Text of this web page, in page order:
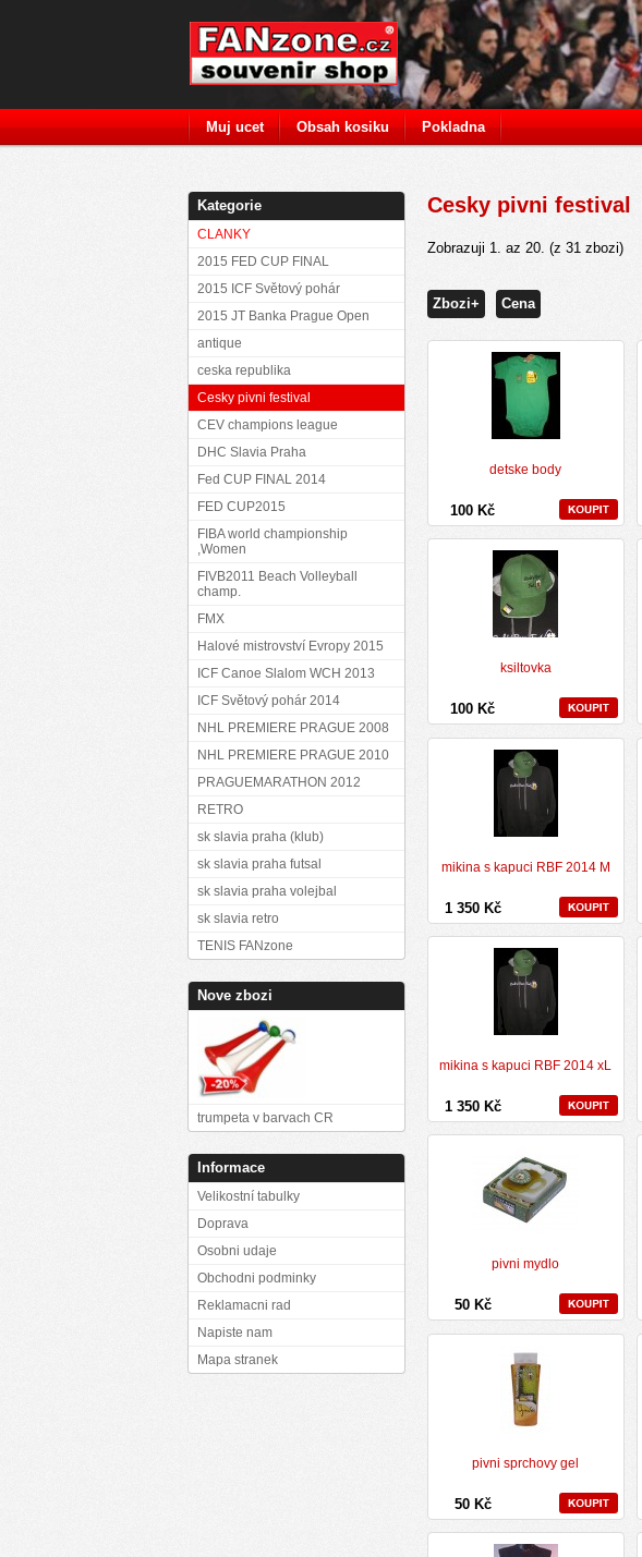
Cesky pivni festival
Zobrazuji 1. az 20. (z 31 zbozi)
Zbozi+ Cena
detske body
100 Kč
ksiltovka
100 Kč
mikina s kapuci RBF 2014 M
1 350 Kč
mikina s kapuci RBF 2014 xL
1 350 Kč
pivni mydlo
50 Kč
pivni sprchovy gel
50 Kč
Kategorie
CLANKY
2015 FED CUP FINAL
2015 ICF Světový pohár
2015 JT Banka Prague Open
antique
ceska republika
Cesky pivni festival
CEV champions league
DHC Slavia Praha
Fed CUP FINAL 2014
FED CUP2015
FIBA world championship
,Women
FIVB2011 Beach Volleyball
champ.
FMX
Halové mistrovství Evropy 2015
ICF Canoe Slalom WCH 2013
ICF Světový pohár 2014
NHL PREMIERE PRAGUE 2008
NHL PREMIERE PRAGUE 2010
PRAGUEMARATHON 2012
RETRO
sk slavia praha (klub)
sk slavia praha futsal
sk slavia praha volejbal
sk slavia retro
TENIS FANzone
Nove zbozi
trumpeta v barvach CR
Informace
Velikostní tabulky
Doprava
Osobni udaje
Obchodni podminky
Reklamacni rad
Napiste nam
Mapa stranek
Muj ucet Obsah kosiku Pokladna